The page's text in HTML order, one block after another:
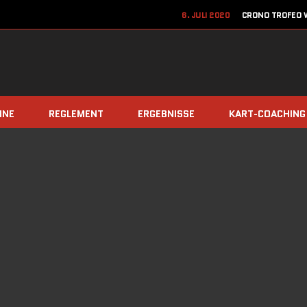
6. JULI 2020
CRONO
8. DEZEMBER 2019
TEAM
REGLEMENT ERGEBNISSE KART-COACHING